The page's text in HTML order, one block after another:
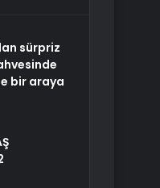
sürpriz
bir araya